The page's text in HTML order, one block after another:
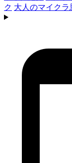
ク 大人のマイクラ